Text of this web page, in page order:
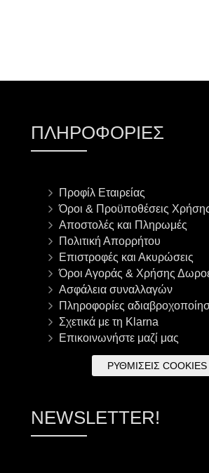
ΠΛΗΡΟΦΟΡΊΕΣ
Προφίλ Εταιρείας
Όροι & Προϋποθέσεις
Αποστολές και Πληρωμές
Πολιτική Απορρήτου
Επιστροφές και Ακυρώσεις
Όροι Αγοράς & Χρήσης
Ασφάλεια συναλλαγών
Πληροφορίες
Σχετικά με τη Klarna
Επικοινωνήστε μαζί μας
ΡΥΘΜΊΣΕΙΣ COOKIES
NEWSLETTER!